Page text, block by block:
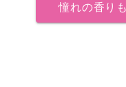
憧れの香り